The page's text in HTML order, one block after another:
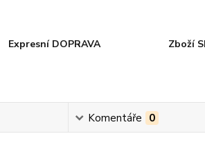
Expresní DOPRAVA Zboží
Komentáře 0